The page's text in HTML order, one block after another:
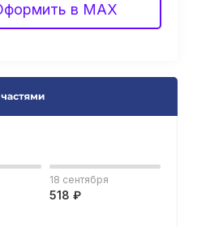
в MAX
18 сентября
518 ₽